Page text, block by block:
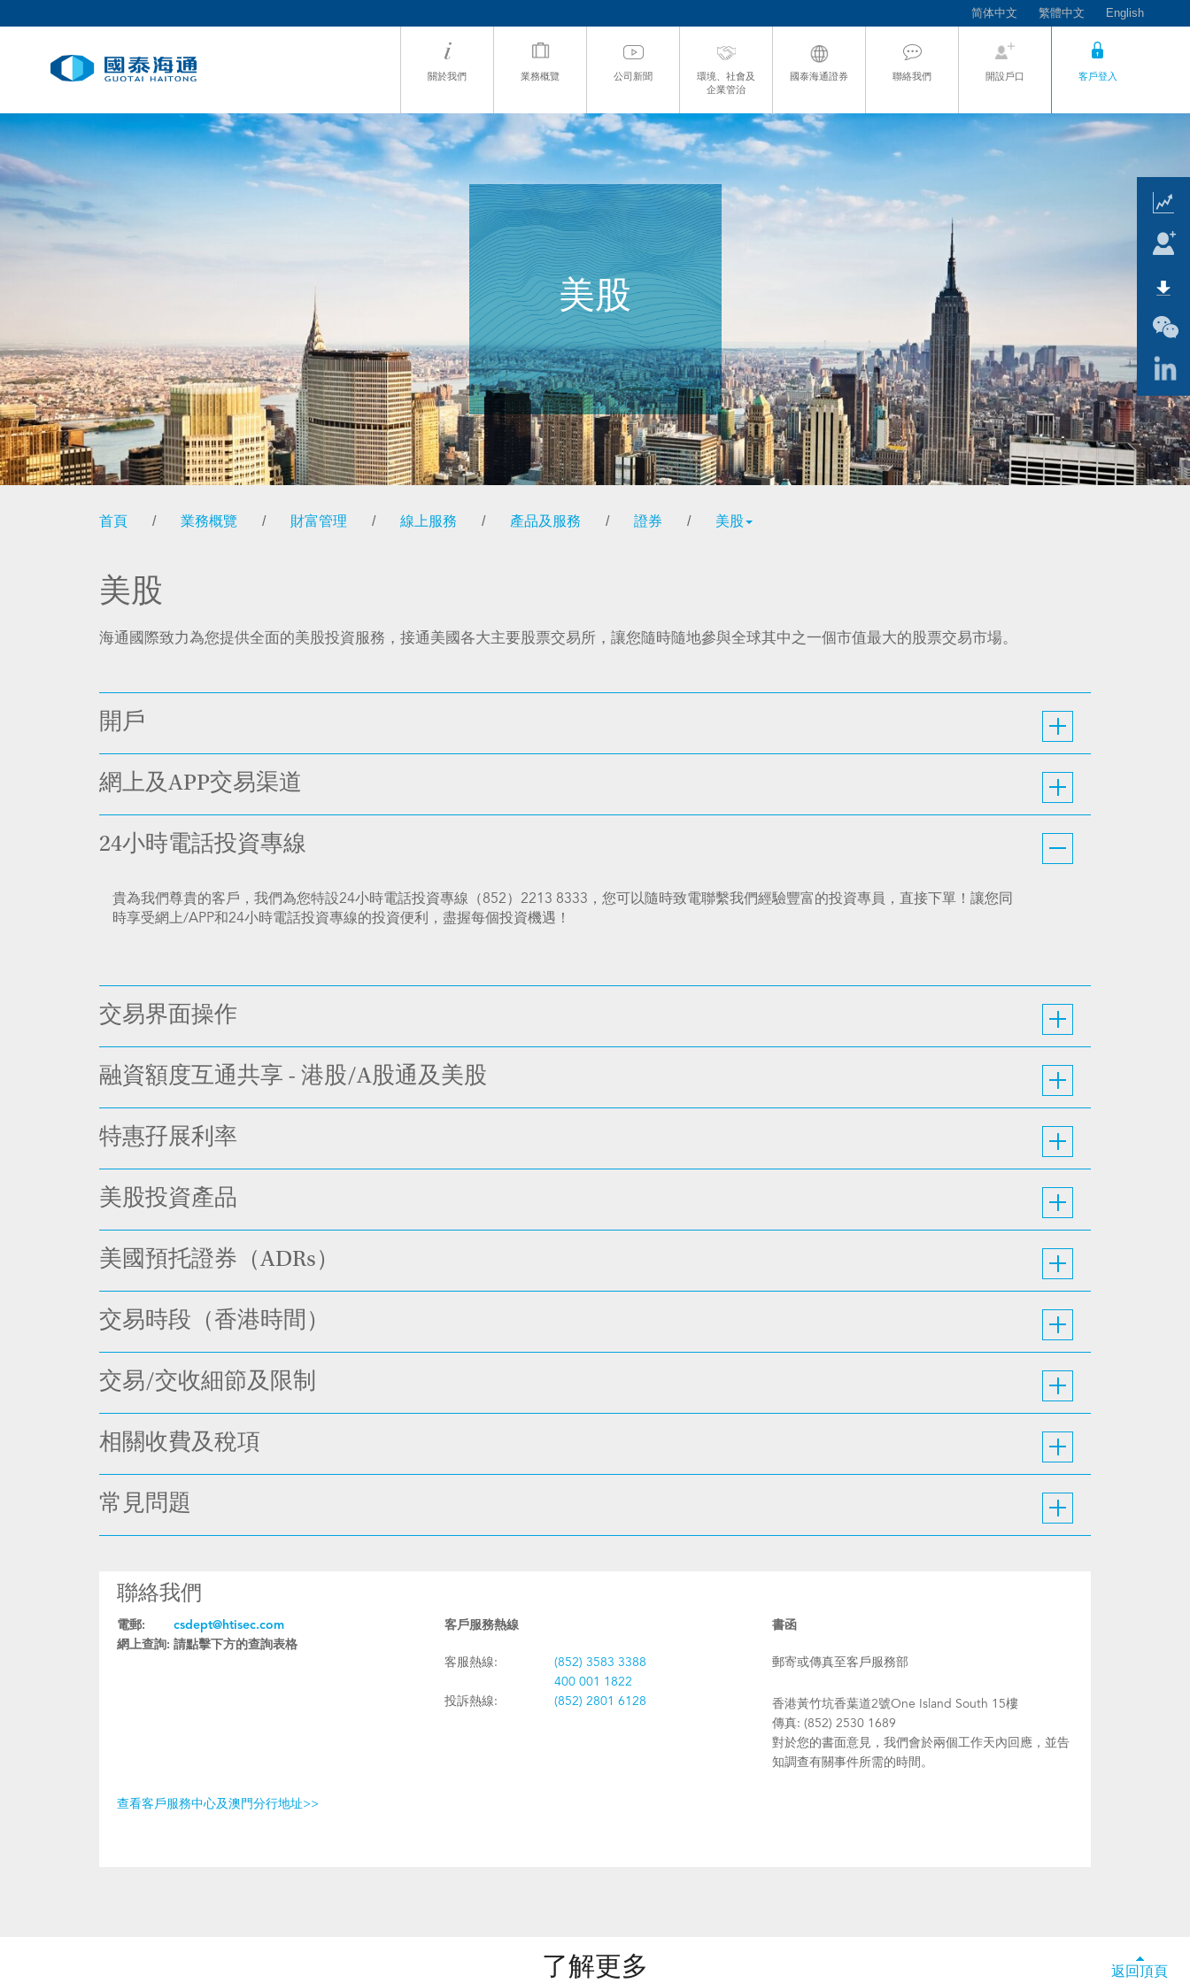
简体中文 繁體中文 English
關於我們 業務概覽 公司新聞
環境、社會及
企業管治
國泰海通證券 聯絡我們 開設戶口 客戶登入
美股
首頁 / 業務概覽 / 財富管理 / 線上服務 / 產品及服務 / 證券 / 美股
美股
海通國際致力為您提供全面的美股投資服務，接通美國各大主要股票交易所，讓您隨時隨地參與全球其中之一個市值最大的股票交易市場。
開戶
網上及APP交易渠道
24小時電話投資專線
貴為我們尊貴的客戶，我們為您特設24小時電話投資專線（852）2213 8333，您可以隨時致電聯繫我們經驗豐富的投資專員，直接下單！讓您同
時享受網上/APP和24小時電話投資專線的投資便利，盡握每個投資機遇！
交易界面操作
融資額度互通共享 - 港股/A股通及美股
特惠孖展利率
美股投資產品
美國預托證券（ADRs）
交易時段（香港時間）
交易/交收細節及限制
相關收費及稅項
常見問題
聯絡我們
電郵:
csdept@htisec.com
網上查詢: 請點擊下方的查詢表格
客戶服務熱線
客服熱線:
(852) 3583 3388
400 001 1822
投訴熱線:
(852) 2801 6128
書函
郵寄或傳真至客戶服務部
香港黃竹坑香葉道2號One Island South 15樓
傳真: (852) 2530 1689
對於您的書面意見，我們會於兩個工作天內回應，並告
知調查有關事件所需的時間。
查看客戶服務中心及澳門分行地址>>
了解更多 返回頂頁